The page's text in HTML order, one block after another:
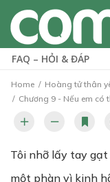
FAQ – HỎI & ĐÁP
Home
Hoàng tử thân
Chương 9 - Nếu em có
Tôi nhỡ lấy tay gạt
một phàn vì kinh